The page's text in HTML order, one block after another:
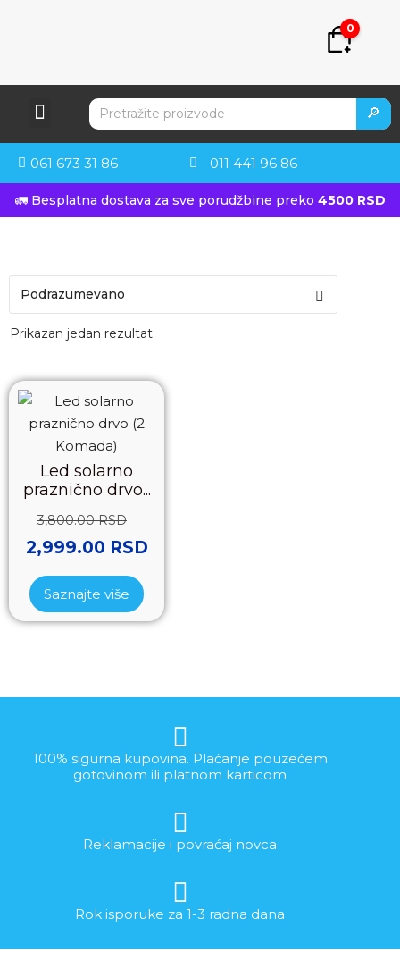
0
🔎
061 673 31 86 011 441 96 86
🚛 Besplatna dostava za sve porudžbine preko 4500 RSD
Prikazan jedan rezultat
Led solarno
praznično drvo...
3,800.00RSD
2,999.00 RSD
Saznajte više
100% sigurna kupovina. Plaćanje pouzećem
gotovinom ili platnom karticom
Reklamacije i povraćaj novca
Rok isporuke za 1-3 radna dana